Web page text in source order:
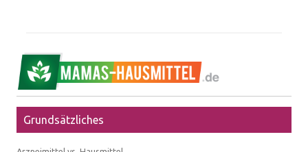
Grundsätzliches